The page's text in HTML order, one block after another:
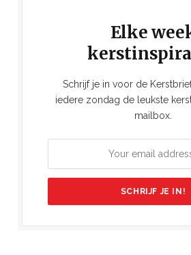
Elke
Schrijf je in voor de
iedere zondag de leukste
mailbox.